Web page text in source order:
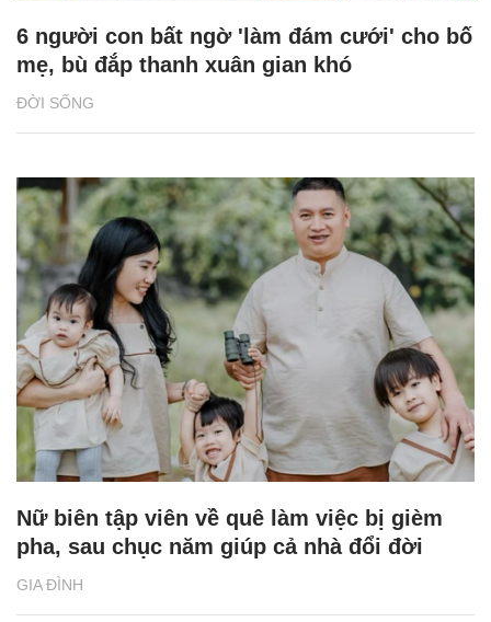
ĐỜI SỐNG
6 người con bất ngờ 'làm đám cưới' cho bố
mẹ, bù đắp thanh xuân gian khó
GIA ĐÌNH
Nữ biên tập viên về quê làm việc bị gièm
pha, sau chục năm giúp cả nhà đổi đời